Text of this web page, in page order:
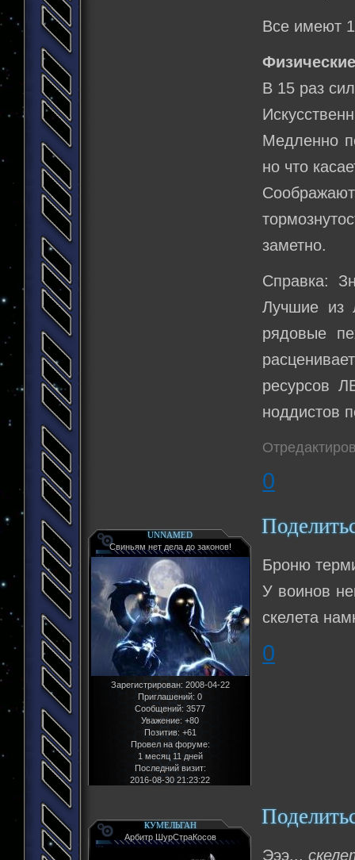
Все имеют 1
В 15 раз
Медленно
но что
заметно.
Справка:
Лучшие из
рядовые
ресурсов
ноддистов
0
UNNAMED
Свиньям нет дела до законов!
Зарегистрирован: 2008-04-22
Приглашений: 0
Сообщений: 3577
Уважение: +80
Позитив: +61
Провел на форуме:
1 месяц 11 дней
Последний визит:
2016-08-30 21:23:22
Броню
У воинов
скелета
0
КУМЕЛЬГАН
Арбитр ШурСтраКосов
Эээ...